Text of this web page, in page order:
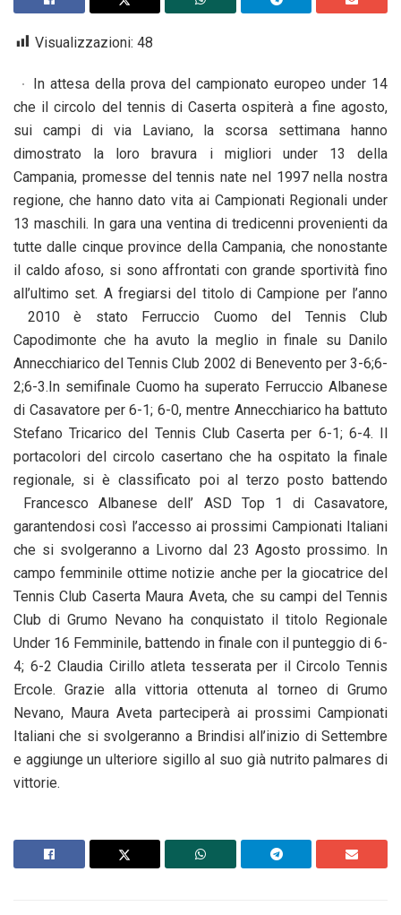
Visualizzazioni: 48
In attesa della prova del campionato europeo under 14
che il circolo del tennis di Caserta ospiterà a fine agosto,
sui campi di via Laviano, la scorsa settimana hanno
dimostrato la loro bravura i migliori under 13 della
Campania, promesse del tennis nate nel 1997 nella nostra
regione, che hanno dato vita ai Campionati Regionali under
13 maschili. In gara una ventina di tredicenni provenienti da
tutte dalle cinque province della Campania, che nonostante
il caldo afoso, si sono affrontati con grande sportività fino
all’ultimo set. A fregiarsi del titolo di Campione per l’anno
2010 è stato Ferruccio Cuomo del Tennis Club
Capodimonte che ha avuto la meglio in finale su Danilo
Annecchiarico del Tennis Club 2002 di Benevento per 3-6;6-
2;6-3.In semifinale Cuomo ha superato Ferruccio Albanese
di Casavatore per 6-1; 6-0, mentre Annecchiarico ha battuto
Stefano Tricarico del Tennis Club Caserta per 6-1; 6-4. Il
portacolori del circolo casertano che ha ospitato la finale
regionale, si è classificato poi al terzo posto battendo
Francesco Albanese dell’ ASD Top 1 di Casavatore,
garantendosi così l’accesso ai prossimi Campionati Italiani
che si svolgeranno a Livorno dal 23 Agosto prossimo. In
campo femminile ottime notizie anche per la giocatrice del
Tennis Club Caserta Maura Aveta, che su campi del Tennis
Club di Grumo Nevano ha conquistato il titolo Regionale
Under 16 Femminile, battendo in finale con il punteggio di 6-
4; 6-2 Claudia Cirillo atleta tesserata per il Circolo Tennis
Ercole. Grazie alla vittoria ottenuta al torneo di Grumo
Nevano, Maura Aveta parteciperà ai prossimi Campionati
Italiani che si svolgeranno a Brindisi all’inizio di Settembre
e aggiunge un ulteriore sigillo al suo già nutrito palmares di
vittorie.